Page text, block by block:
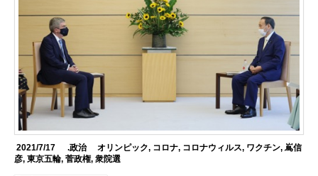
2021/7/17 .政治 オリンピック, コロナ, コロナウィルス, ワクチン, 嶌信
彦,東京五輪,菅政権,衆院選